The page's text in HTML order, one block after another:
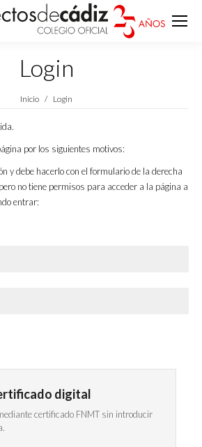
Login
Estás aquí:
Inicio Login
por los siguientes motivos:
y debe hacerlo con el formulario de la derecha
no tiene permisos para acceder a la página a
entrar:
digital
certificado FNMT sin introducir